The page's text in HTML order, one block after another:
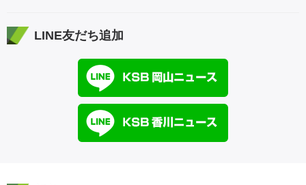
LINE友だち追加